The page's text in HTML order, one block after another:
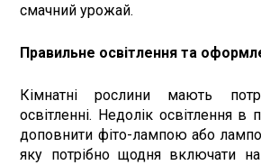
смачний урожай.
Правильне освітлення та
Кімнатні рослини мають
освітленні. Недолік освітлення
доповнити фіто-лампою або
яку потрібно щодня включати